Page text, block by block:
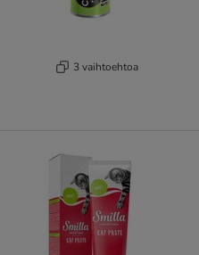
3 vaihtoehtoa